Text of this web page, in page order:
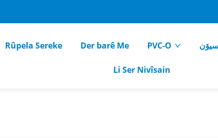
Rûpela Sereke Der barê Me PVC-O
Li Ser Nivîsain